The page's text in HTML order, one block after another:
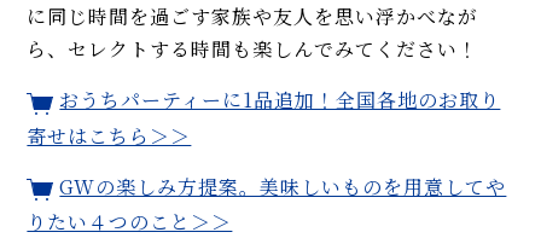
に同じ時間を過ごす家族や友人を思い浮かべなが
ら、セレクトする時間も楽しんでみてください！
おうちパーティーに1品追加！全国各地のお取り
寄せはこちら＞＞
GWの楽しみ方提案。美味しいものを用意してや
りたい４つのこと＞＞